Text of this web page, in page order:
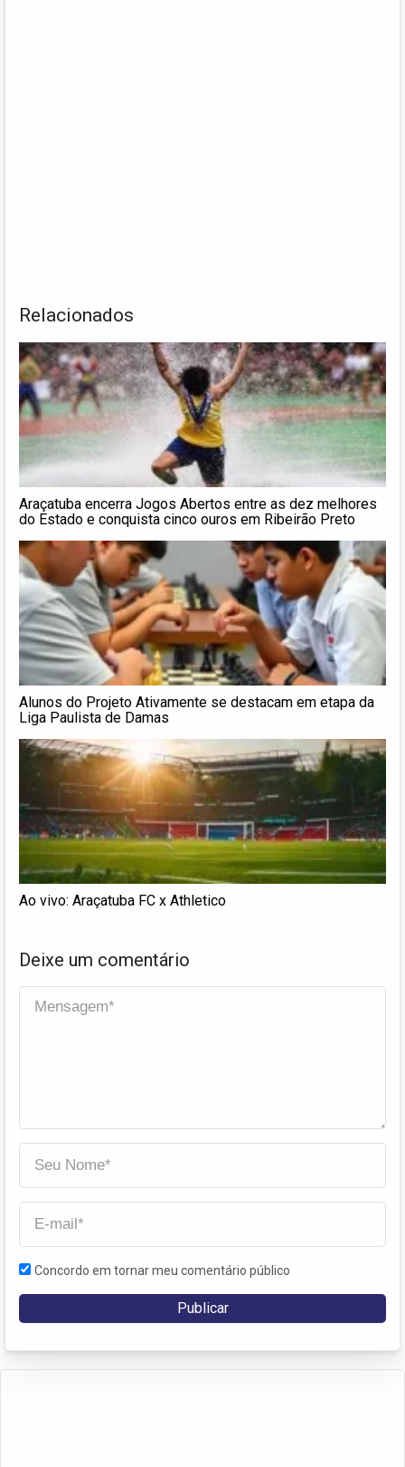
Relacionados
Araçatuba encerra Jogos Abertos entre as dez melhores
do Estado e conquista cinco ouros em Ribeirão Preto
Alunos do Projeto Ativamente se destacam em etapa da
Liga Paulista de Damas
Ao vivo: Araçatuba FC x Athletico
Deixe um comentário
Concordo em tornar meu comentário público